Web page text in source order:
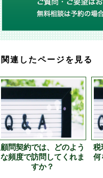
関連したページを見る
顧問契約では、どのよう
な頻度で訪問してくれま
すか？
税
何